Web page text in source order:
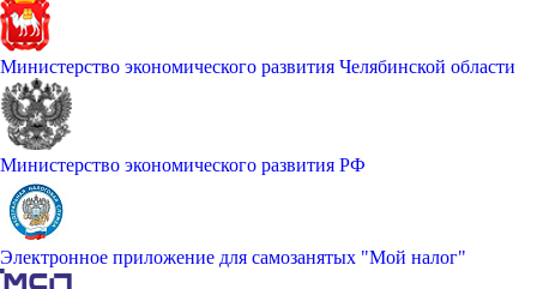
Министерство экономического развития Челябинской области
Министерство экономического развития РФ
Электронное приложение для самозанятых "Мой налог"